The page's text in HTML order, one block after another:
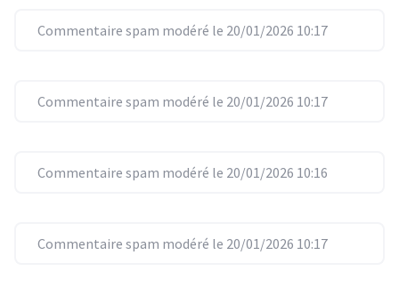
Commentaire spam modéré le 20/01/2026 10:17
Commentaire spam modéré le 20/01/2026 10:17
Commentaire spam modéré le 20/01/2026 10:16
Commentaire spam modéré le 20/01/2026 10:17